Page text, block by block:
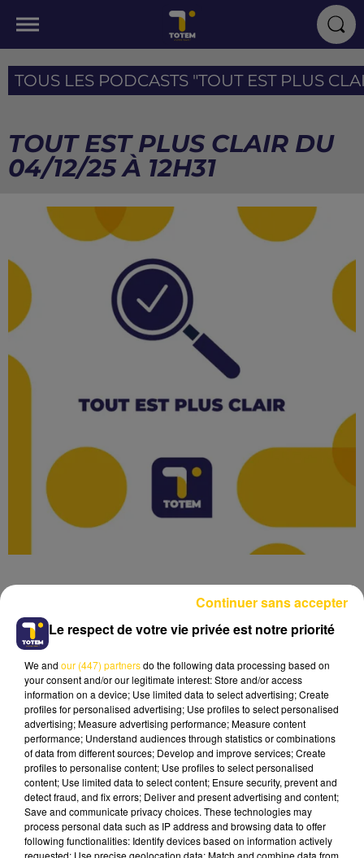
TOUS LES PODCASTS "TOUT EST PLUS
TOUT EST PLUS CLAIR DU
04/12/25 À 12H31
4 décembre 2025 - 2 min 55 sec
TOUT EST PLUS CLAIR DU 04/12/25 À
12H31
L'éclairage de Dominique Bahl sur un sujet qui
Le respect de votre vie privée est notre priorité
We and our (447) partnersdo the following data processing based on
your consent and/or our legitimate interest: Store and/or access
information on a device; Use limited data to select advertising; Create
profiles for personalised advertising; Use profiles to select personalised
advertising; Measure advertising performance; Measure content
performance; Understand audiences through statistics or combinations
of data from different sources; Develop and improve services; Create
profiles to personalise content; Use profiles to select personalised
content; Use limited data to select content; Ensure security, prevent and
detect fraud, and fix errors; Deliver and present advertising and content;
Save and communicate privacy choices. These technologies may
process personal data such as IP address and browsing data to offer
following functionalities: Identify devices based on information actively
requested; Use precise geolocation data; Match and combine data from
Continuer sans accepter